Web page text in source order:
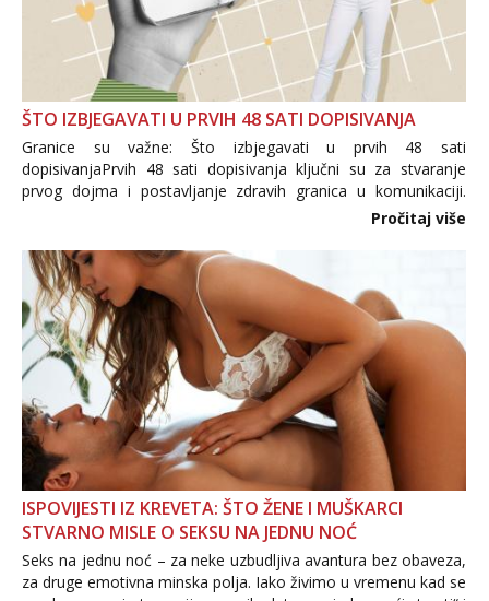
ŠTO IZBJEGAVATI U PRVIH 48 SATI DOPISIVANJA
Granice su važne: Što izbjegavati u prvih 48 sati
dopisivanjaPrvih 48 sati dopisivanja ključni su za stvaranje
prvog dojma i postavljanje zdravih granica u komunikaciji.
Važno je izbjeći prebrzo otkrivanje osobnih ili intimnih
informacija, jer nepoznata osoba još nije zaslužila to
povjerenje. Takođe...
Pročitaj više
ISPOVIJESTI IZ KREVETA: ŠTO ŽENE I MUŠKARCI
STVARNO MISLE O SEKSU NA JEDNU NOĆ
Seks na jednu noć – za neke uzbudljiva avantura bez obaveza,
za druge emotivna minska polja. Iako živimo u vremenu kad se